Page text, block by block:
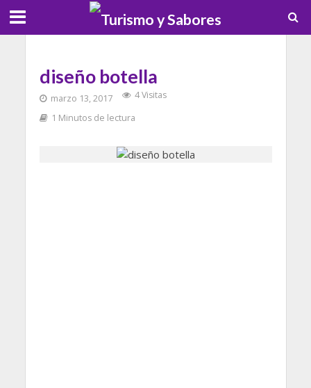
diseño botella
marzo 13, 2017
4 Visitas
1 Minutos de lectura